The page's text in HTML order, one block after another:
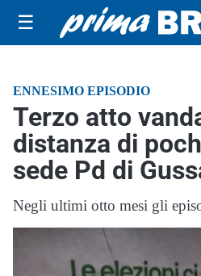
☰
ENNESIMO EPISODIO
Terzo atto
distanza di
sede Pd di
Negli ultimi otto mesi gli